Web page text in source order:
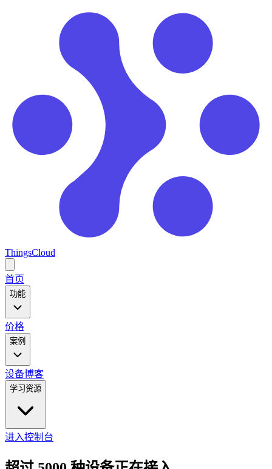
ThingsCloud
main
menu
首页
功能
价格
案例
设备博客
学习资源
进入控制台